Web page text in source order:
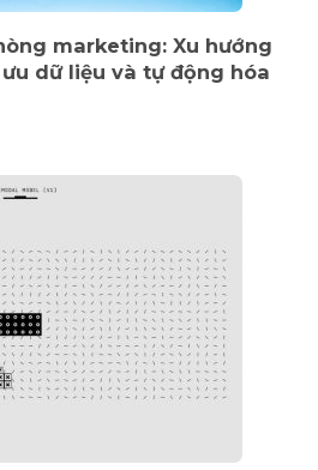
marketing: Xu hướng
dữ liệu và tự động hóa